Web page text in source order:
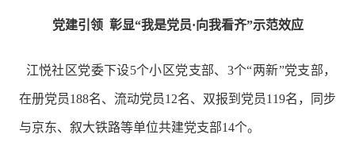
党建引领 彰显“我是党员·向我看齐”示范效应
江悦社区党委下设5个小区党支部、3个“两新”党支部，
在册党员188名、流动党员12名、双报到党员119名，同步
与京东、叙大铁路等单位共建党支部14个。